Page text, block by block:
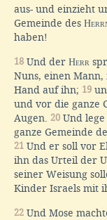
aus- und einzieht
Gemeinde des
haben!
18 Und der Herr
Nuns, einen Mann,
Hand auf ihn; 19
und vor die ganze
Augen. 20 Und
ganze Gemeinde
21 Und er soll vor
ihn das Urteil der
seiner Weisung
Kinder Israels mit
22 Und Mose